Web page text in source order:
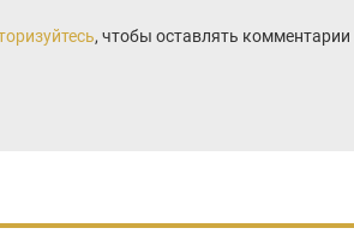
, чтобы оставлять комментарии